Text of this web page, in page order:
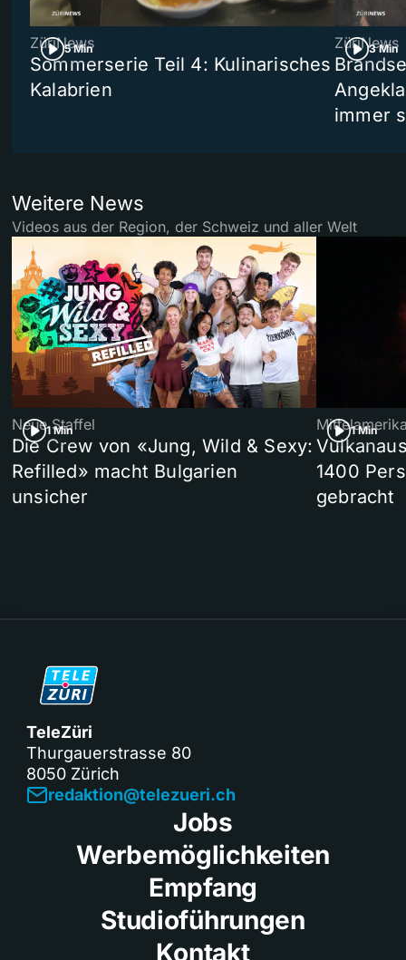
5 Min
ZüriNews
Sommerserie Teil 4: Kulinarisches
Kalabrien
3 Min
ZüriNews
immer
Weitere News
Videos aus der Region, der Schweiz und aller Welt
1 Min
Neue Staffel
Die Crew von «Jung, Wild & Sexy:
Refilled» macht Bulgarien
unsicher
1 Min
1400
gebracht
TeleZüri
Thurgauerstrasse 80
8050 Zürich
redaktion@telezueri.ch
Jobs
Werbemöglichkeiten
Empfang
Studioführungen
Kontakt